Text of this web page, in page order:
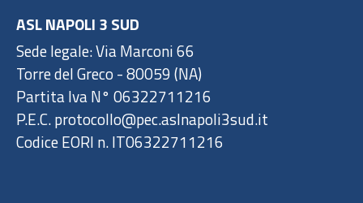
ASL NAPOLI 3 SUD
Sede legale: Via Marconi 66
Torre del Greco - 80059 (NA)
Partita Iva N° 06322711216
P.E.C. protocollo@pec.aslnapoli3sud.it
Codice EORI n. IT06322711216